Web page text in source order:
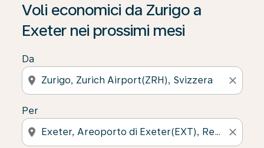
Voli economici da Zurigo a
Exeter nei prossimi mesi
Da
location_on close
Per
location_on close